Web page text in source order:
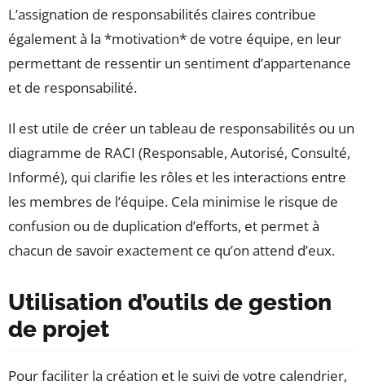
L’assignation de responsabilités claires contribue
également à la *motivation* de votre équipe, en leur
permettant de ressentir un sentiment d’appartenance
et de responsabilité.
Il est utile de créer un tableau de responsabilités ou un
diagramme de RACI (Responsable, Autorisé, Consulté,
Informé), qui clarifie les rôles et les interactions entre
les membres de l’équipe. Cela minimise le risque de
confusion ou de duplication d’efforts, et permet à
chacun de savoir exactement ce qu’on attend d’eux.
Utilisation d’outils de gestion
de projet
Pour faciliter la création et le suivi de votre calendrier,